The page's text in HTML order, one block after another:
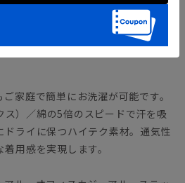
。形態安定加工技術に優れたシャツ
、目面の美しいドレッシーな風合
現しました。
家庭で簡単にお洗濯が可能です。
ス）／綿の5倍のスピードで汗を吸
ライに保つハイテク素材。通気性
用感を実現します。